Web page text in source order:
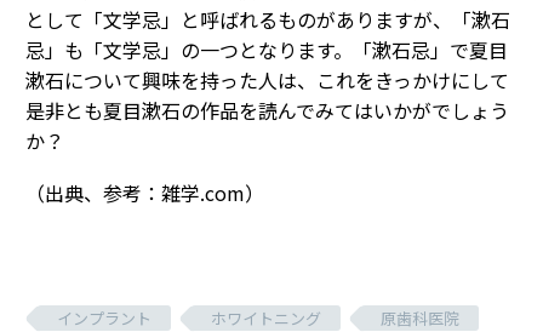
として「文学忌」と呼ばれるものがありますが、「漱石
忌」も「文学忌」の一つとなります。「漱石忌」で夏目
漱石について興味を持った人は、これをきっかけにして
是非とも夏目漱石の作品を読んでみてはいかがでしょう
か？
（出典、参考：雑学.com）
インプラント ホワイトニング
原歯科医院